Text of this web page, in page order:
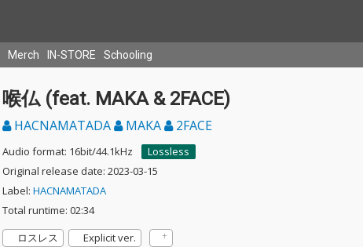
Merch IN-STORE Schooling
喉仏 (feat. MAKA & 2FACE)
HACNAMATADA MAKA 2FACE
Audio format: 16bit/44.1kHz
Lossless
Original release date: 2023-03-15
Label: HACNAMATADA
Total runtime: 02:34
ロスレス
Explicit ver.